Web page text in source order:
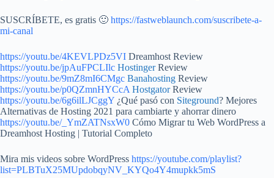
SUSCRÍBETE, es gratis 🙂 https://fastweblaunch.com/suscribete-a-
mi-canal
https://youtu.be/4KEVLPDz5VI Dreamhost Review
https://youtu.be/jpAuFPCLIlc HostingerReview
https://youtu.be/9mZ8mI6CMgc Banahosting Review
https://youtu.be/p0QZmnHYCcA HostgatorReview
https://youtu.be/6g6ilLJCggY ¿Qué pasó con Siteground? Mejores
Alternativas de Hosting 2021 para cambiarte y ahorrar dinero
https://youtu.be/_YmZATNsxW0 Cómo Migrar tu Web WordPress a
Dreamhost Hosting | Tutorial Completo
Mira mis videos sobre WordPress https://youtube.com/playlist?
list=PLBTuX25MUpdobqyNV_KYQo4Y4mupkk5mS